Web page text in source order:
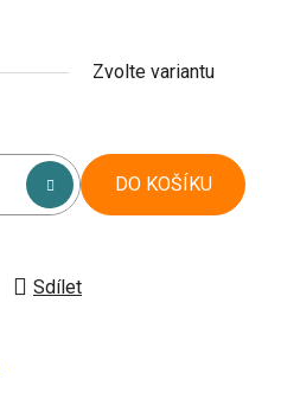
Zvolte variantu
DO KOŠÍKU
Sdílet